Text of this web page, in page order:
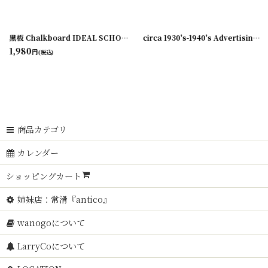
13] 黒板 Chalkboard IDEAL SCHOOL SUPPLY COMPANY NO.3428 [
1,980円(税込)
circa 1930's-1940's Advertising Bill Hook PETRO FUEL OILS.. アドバタイジング フック 伝票ホルダー
商品カテゴリ
カレンダー
ショッピングカート
姉妹店：常滑『antico』
wanogoについて
LarryCoについて